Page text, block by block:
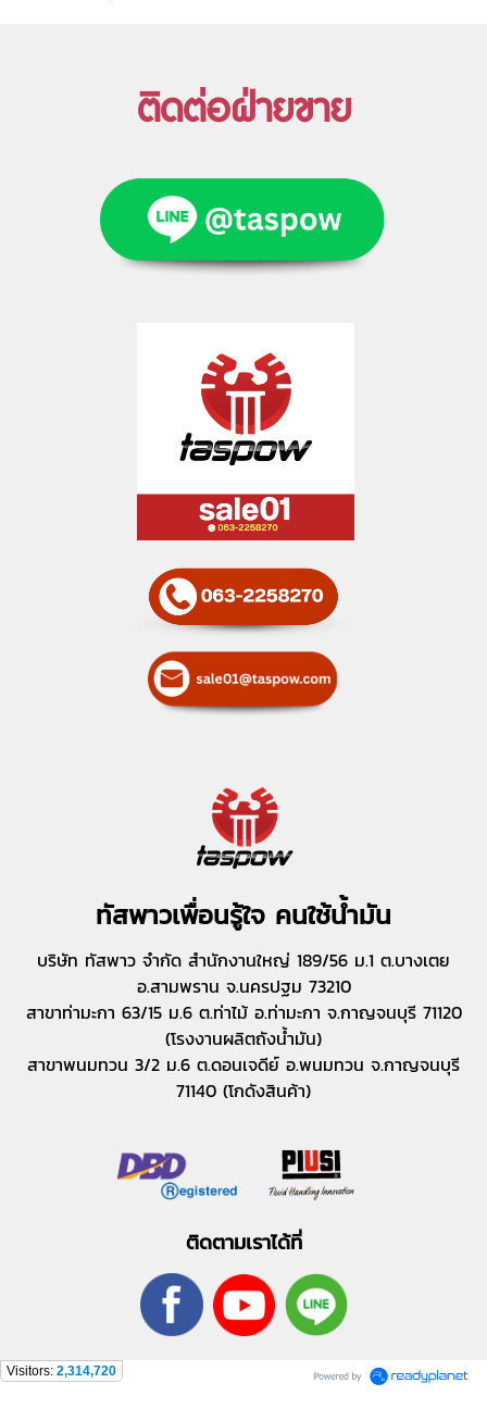
ติดต่อฝ่ายขาย
ทัสพาวเพื่อนรู้ใจ คนใช้น้ำมัน
บริษัท ทัสพาว จำกัด สำนักงานใหญ่ 189/56 ม.1 ต.บางเตย
อ.สามพราน จ.นครปฐม 73210
สาขาท่ามะกา 63/15 ม.6 ต.ท่าไม้ อ.ท่ามะกา จ.กาญจนบุรี 71120
(โรงงานผลิตถังน้ำมัน)
สาขาพนมทวน 3/2 ม.6 ต.ดอนเจดีย์ อ.พนมทวน จ.กาญจนบุรี
71140 (โกดังสินค้า)
ติดตามเราได้ที่
Visitors: 2,314,720